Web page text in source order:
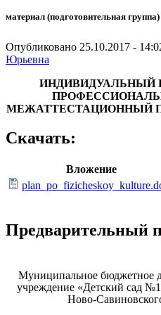
материал (подготовительная
Опубликовано 25.10.2017 -
Юрьевна
МЕЖАТТЕСТАЦИОННЫЙ
Скачать:
Вложение
Предварительный
Муниципальное бюджетное
учреждение «Детский сад
Ново-